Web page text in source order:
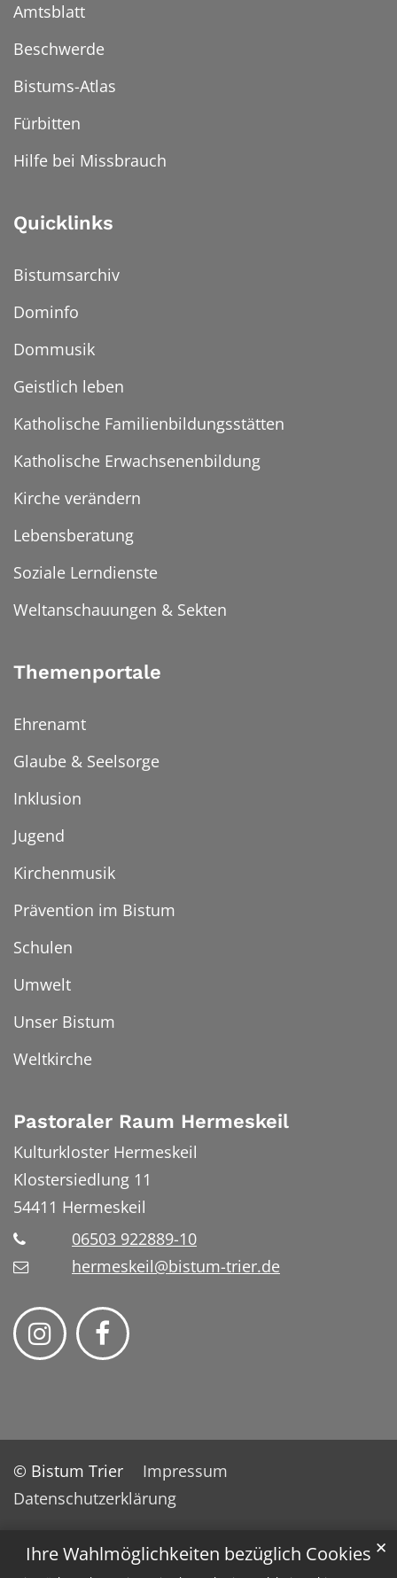
Ihre Wahlmöglichkeiten bezüglich Cookies ✕
Amtsblatt
Beschwerde
Bistums-Atlas
Fürbitten
Hilfe bei Missbrauch
Quicklinks
Bistumsarchiv
Dominfo
Dommusik
Geistlich leben
Katholische Familienbildungsstätten
Katholische Erwachsenenbildung
Kirche verändern
Lebensberatung
Soziale Lerndienste
Weltanschauungen & Sekten
Themenportale
Ehrenamt
Glaube & Seelsorge
Inklusion
Jugend
Kirchenmusik
Prävention im Bistum
Schulen
Umwelt
Unser Bistum
Weltkirche
Pastoraler Raum Hermeskeil
Kulturkloster Hermeskeil
Klostersiedlung 11
54411 Hermeskeil
06503 922889-10
hermeskeil@bistum-trier.de
© Bistum Trier
Impressum
Datenschutzerklärung